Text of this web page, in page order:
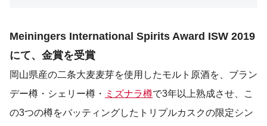
Meiningers International Spirits Award ISW 2019
にて、金賞を受賞
岡山県産の二条大麦麦芽を使用したモルト原酒を、ブラン
デー樽・シェリー樽・ ミズナラ樽で3年以上熟成させ、こ
の3つの樽をバッティングしたトリプルカスクの限定シン